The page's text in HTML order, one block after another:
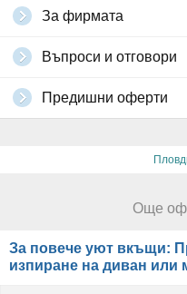
За фирмата
Въпроси и отговори
Предишни оферти
Още
За повече уют вкъщи:
изпиране на диван или